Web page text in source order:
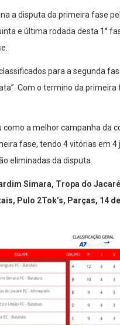
a disputa da primeira fase
e última rodada desta 1°
para a segunda
Com o termino da
a melhor campanha da
fase, tendo 4 vitórias em
eliminadas da disputa.
Simara, Tropa do
Pulo 2Tok’s, Parças, 14